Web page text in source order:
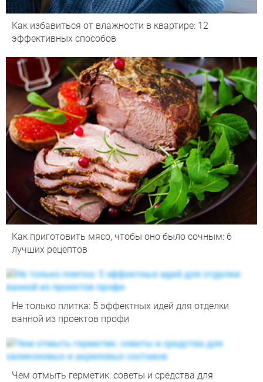
Как избавиться от влажности в квартире: 12
эффективных способов
Как приготовить мясо, чтобы оно было сочным: 6
лучших рецептов
Не только плитка: 5 эффектных идей для отделки
ванной из проектов профи
Чем отмыть герметик: советы и средства для